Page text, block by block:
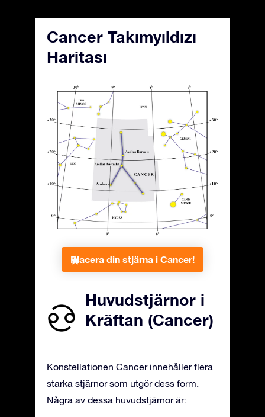
Cancer Takımyıldızı
Haritası
Placera din stjärna i Cancer!
Huvudstjärnor i
Kräftan (Cancer)
Konstellationen Cancer innehåller flera
starka stjärnor som utgör dess form.
Några av dessa huvudstjärnor är: